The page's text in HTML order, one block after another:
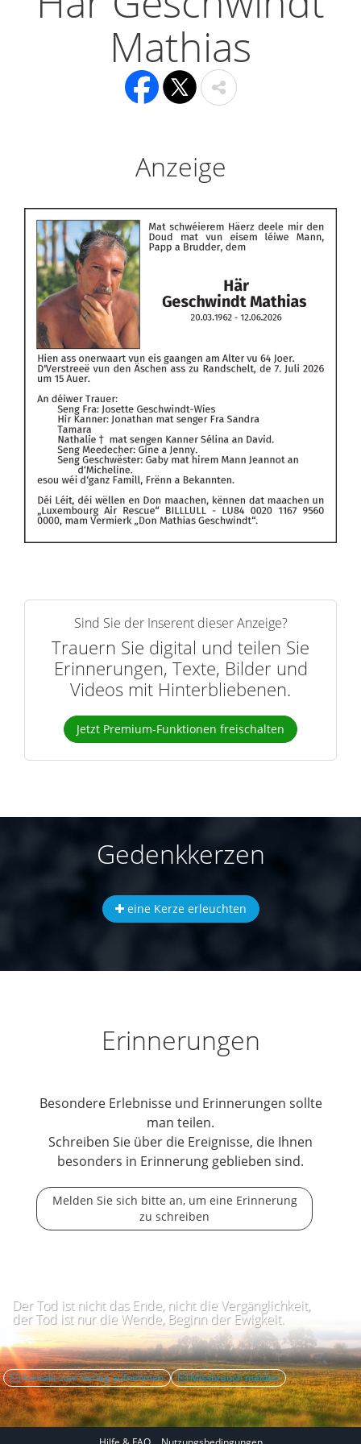
Mathias
Anzeige
Sind Sie der Inserent dieser Anzeige?
Trauern Sie digital und teilen Sie
Erinnerungen, Texte, Bilder und
Videos mit Hinterbliebenen.
Jetzt Premium-Funktionen freischalten
Gedenkkerzen
eine Kerze erleuchten
Erinnerungen
Besondere Erlebnisse und Erinnerungen sollte
man teilen.
Schreiben Sie über die Ereignisse, die Ihnen
besonders in Erinnerung geblieben sind.
Melden Sie sich bitte an, um eine Erinnerung
zu schreiben
Der Tod ist nicht das Ende, nicht die Vergänglichkeit,
der Tod ist nur die Wende, Beginn der Ewigkeit.
Kontakt zum Verlag aufnehmen Missbrauch melden